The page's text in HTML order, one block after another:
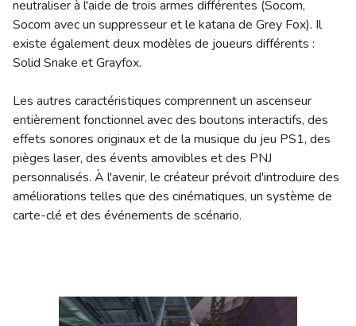
neutraliser à l'aide de trois armes différentes (Socom,
Socom avec un suppresseur et le katana de Grey Fox). Il
existe également deux modèles de joueurs différents :
Solid Snake et Grayfox.
Les autres caractéristiques comprennent un ascenseur
entièrement fonctionnel avec des boutons interactifs, des
effets sonores originaux et de la musique du jeu PS1, des
pièges laser, des évents amovibles et des PNJ
personnalisés. À l'avenir, le créateur prévoit d'introduire des
améliorations telles que des cinématiques, un système de
carte-clé et des événements de scénario.